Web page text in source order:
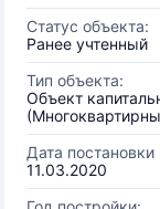
Статус объекта:
Ранее учтенный
Тип объекта:
Объект
Дата постановки
11.03.2020